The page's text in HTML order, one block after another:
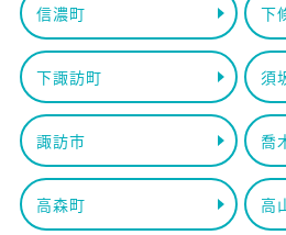
信濃町 下
下諏訪町 須
諏訪市 喬
高森町 高